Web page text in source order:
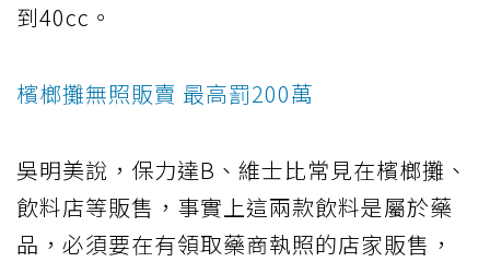
到40cc。
檳榔攤無照販賣 最高罰200萬
吳明美說，保力達B、維士比常見在檳榔攤、
飲料店等販售，事實上這兩款飲料是屬於藥
品，必須要在有領取藥商執照的店家販售，